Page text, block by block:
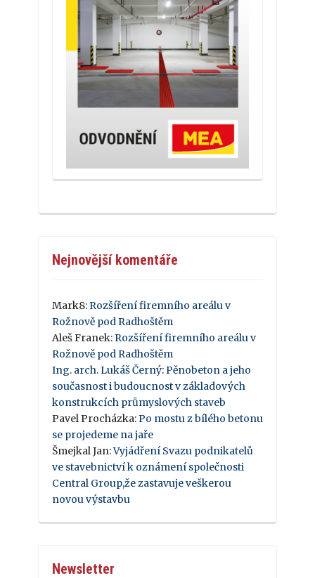
Nejnovější komentáře
Mark8: Rozšíření firemního areálu v
Rožnově pod Radhoštěm
Aleš Franek: Rozšíření firemního areálu v
Rožnově pod Radhoštěm
Ing. arch. Lukáš Černý: Pěnobeton a jeho
současnost i budoucnost v základových
konstrukcích průmyslových staveb
Pavel Procházka: Po mostu z bílého betonu
se projedeme na jaře
Šmejkal Jan:Vyjádření Svazu podnikatelů
ve stavebnictví k oznámení společnosti
Central Group,že zastavuje veškerou
novou výstavbu
Newsletter